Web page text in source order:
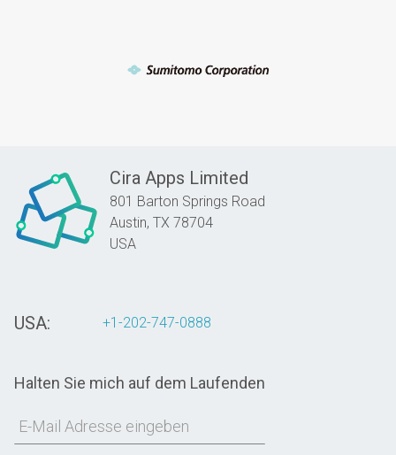
Cira Apps Limited
801 Barton Springs Road
Austin, TX 78704
USA
USA: +1-202-747-0888
Halten Sie mich auf dem Laufenden